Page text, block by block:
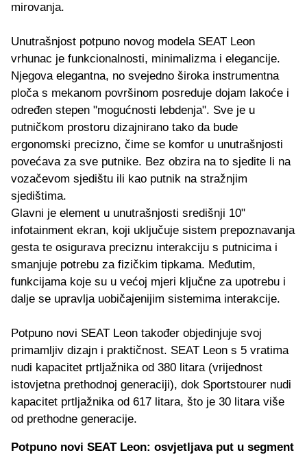
mirovanja.
Unutrašnjost potpuno novog modela SEAT Leon
vrhunac je funkcionalnosti, minimalizma i elegancije.
Njegova elegantna, no svejedno široka instrumentna
ploča s mekanom površinom posreduje dojam lakoće i
određen stepen "mogućnosti lebdenja". Sve je u
putničkom prostoru dizajnirano tako da bude
ergonomski precizno, čime se komfor u unutrašnjosti
povećava za sve putnike. Bez obzira na to sjedite li na
vozačevom sjedištu ili kao putnik na stražnjim
sjedištima.
Glavni je element u unutrašnjosti središnji 10"
infotainment ekran, koji uključuje sistem prepoznavanja
gesta te osigurava preciznu interakciju s putnicima i
smanjuje potrebu za fizičkim tipkama. Međutim,
funkcijama koje su u većoj mjeri ključne za upotrebu i
dalje se upravlja uobičajenijim sistemima interakcije.
Potpuno novi SEAT Leon također objedinjuje svoj
primamljiv dizajn i praktičnost. SEAT Leon s 5 vratima
nudi kapacitet prtljažnika od 380 litara (vrijednost
istovjetna prethodnoj generaciji), dok Sportstourer nudi
kapacitet prtljažnika od 617 litara, što je 30 litara više
od prethodne generacije.
Potpuno novi SEAT Leon: osvjetljava put u segment